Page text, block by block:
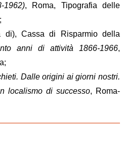
1962), Roma, Tipografia delle
Cassa di Risparmio della
anni di attività 1866-1966,
Dalle origini ai giorni nostri.
localismo di successo, Roma-